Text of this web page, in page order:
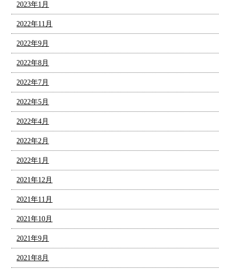
2023年1月
2022年11月
2022年9月
2022年8月
2022年7月
2022年5月
2022年4月
2022年2月
2022年1月
2021年12月
2021年11月
2021年10月
2021年9月
2021年8月